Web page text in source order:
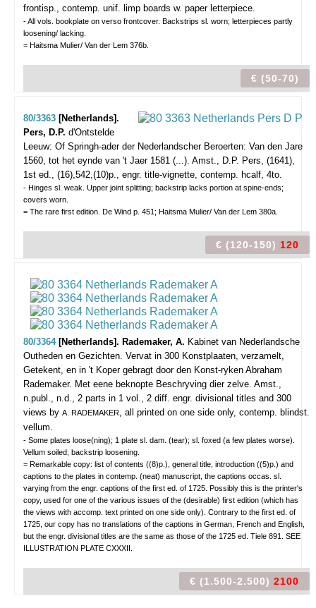
frontisp., contemp. unif. limp boards w. paper letterpiece.
- All vols. bookplate on verso frontcover. Backstrips sl. worn; letterpieces partly
loosening/ lacking.
= Haitsma Mulier/ Van der Lem 376b.
€ (50-70)
80/3363 [Netherlands].
Pers, D.P. d'Ontstelde
Leeuw: Of Springh-ader der Nederlandscher Beroerten: Van den Jare
1560, tot het eynde van 't Jaer 1581 (...). Amst., D.P. Pers, (1641),
1st ed., (16),542,(10)p., engr. title-vignette, contemp. hcalf, 4to.
- Hinges sl. weak. Upper joint splitting; backstrip lacks portion at spine-ends;
covers worn.
= The rare first edition. De Wind p. 451; Haitsma Mulier/ Van der Lem 380a.
€ (120-150) 120
80/3364 [Netherlands]. Rademaker, A. Kabinet van Nederlandsche
Outheden en Gezichten. Vervat in 300 Konstplaaten, verzamelt,
Getekent, en in 't Koper gebragt door den Konst-ryken Abraham
Rademaker. Met eene beknopte Beschryving dier zelve. Amst.,
n.publ., n.d., 2 parts in 1 vol., 2 diff. engr. divisional titles and 300
views by A. RADEMAKER, all printed on one side only, contemp. blindst.
vellum.
- Some plates loose(ning); 1 plate sl. dam. (tear); sl. foxed (a few plates worse).
Vellum soiled; backstrip loosening.
= Remarkable copy: list of contents ((8)p.), general title, introduction ((5)p.) and
captions to the plates in contemp. (neat) manuscript, the captions occas. sl.
varying from the engr. captions of the first ed. of 1725. Possibly this is the printer's
copy, used for one of the various issues of the (desirable) first edition (which has
the views with accomp. text printed on one side only). Contrary to the first ed. of
1725, our copy has no translations of the captions in German, French and English,
but the engr. divisional titles are the same as those of the 1725 ed. Tiele 891. SEE
ILLUSTRATION PLATE CXXXII.
€ (1.500-2.500) 2100